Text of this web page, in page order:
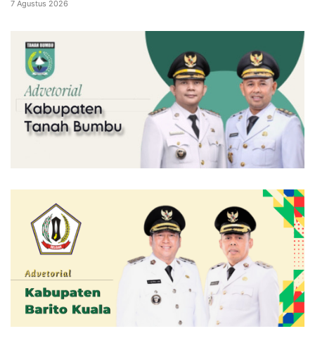
7 Agustus 2026